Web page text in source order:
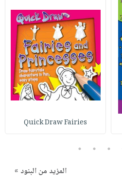
Quick Draw Fairies
3
4
5
المزيد من البنود »